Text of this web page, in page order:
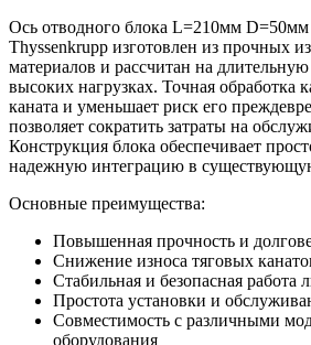
Ось отводного блока L=210мм D=50мм
Thyssenkrupp изготовлен из прочных
материалов и рассчитан на
высоких нагрузках. Точная обработка
каната и уменьшает риск его
позволяет сократить затраты на
Конструкция блока обеспечивает
надежную интеграцию в
Основные преимущества:
Повышенная прочность и
Снижение износа тяговых
Стабильная и безопасная работа
Простота установки и
Совместимость с различными
оборудования